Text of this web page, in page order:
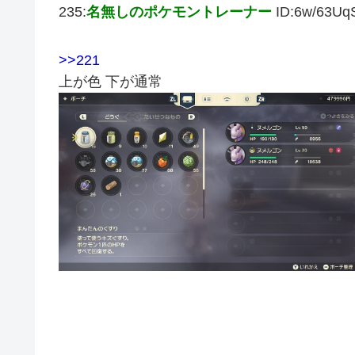
235:名無しのポケモントレーナー ID:6w/
>>221
上が色 下が通常